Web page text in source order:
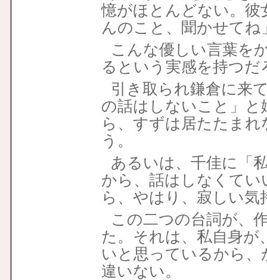
憶がほとんどない。
んのこと、聞かせてね
こんな優しい言葉を
るという実感を持つだ
引き取られ鎌倉に来
の話はしないこと」
ら、すずは居たたま
う。
あるいは、千佳に「
から、話はしなくて
ら、やはり、 寂しい気
この二つの台詞が、
た。それは、私自身
いと思っているから
違いない。